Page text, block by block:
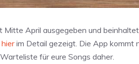
Mitte April ausgegeben und
hierim Detail gezeigt. Die App kommt
für eure Songs daher.